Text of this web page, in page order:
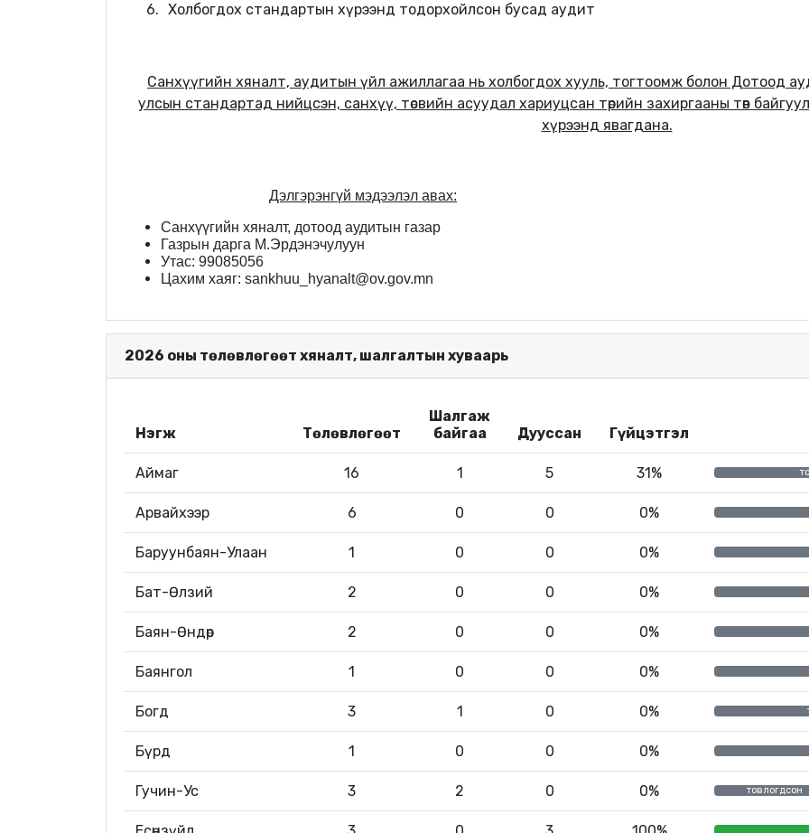
6. Холбогдох стандартын хүрээнд тодорхойлсон бусад аудит
Санхүүгийн хяналт, аудитын үйл ажиллагаа нь холбогдох хууль, тогтоомж болон Дотоод
улсын стандартад нийцсэн, санхүү, төсвийн асуудал хариуцсан төрийн захиргааны төв
хүрээнд явагдана.
Дэлгэрэнгүй мэдээлэл авах:
Санхүүгийн хяналт, дотоод аудитын газар
Газрын дарга М.Эрдэнэчулуун
Утас: 99085056
Цахим хаяг: sankhuu_hyanalt@ov.gov.mn
2026 оны төлөвлөгөөт хяналт, шалгалтын хуваарь
Нэгж Төлөвлөгөөт
Шалгаж
байгаа
Дууссан Гүйцэтгэл
Аймаг 16 1 5 31%
Арвайхээр 6 0 0 0%
Баруунбаян-Улаан 1 0 0 0%
Бат-Өлзий 2 0 0 0%
Баян-Өндөр 2 0 0 0%
Баянгол 1 0 0 0%
Богд 3 1 0 0%
Бүрд 1 0 0 0%
Гучин-Ус 3 2 0 0% товлогдсон
товлогдсон
шалгаж байгаа